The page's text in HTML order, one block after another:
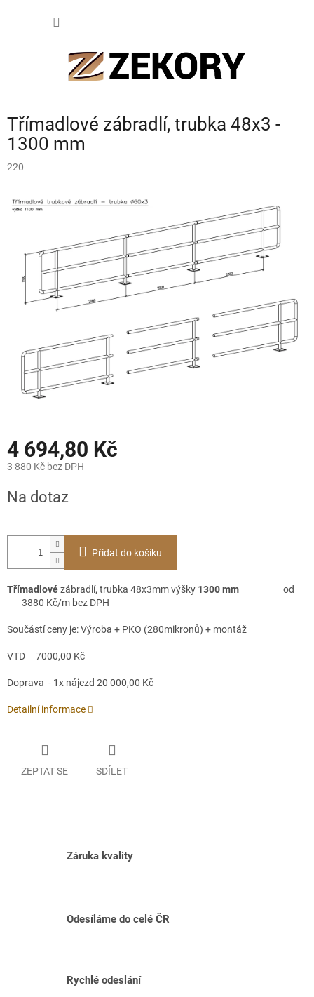
Třímadlové zábradlí, trubka 48x3 -
1300 mm
220
4 694,80 Kč
3 880 Kč bez DPH
cena:
Na dotaz
Přidat do košíku
Třímadlovézábradlí, trubka 48x3mm výšky 1300 mm od
3880 Kč/m bez DPH
Součástí ceny je: Výroba + PKO (280mikronů) + montáž
VTD 7000,00 Kč
Doprava - 1x nájezd 20 000,00 Kč
Detailní informace
ZEPTAT SE SDÍLET
Záruka kvality
Odesíláme do celé ČR
Rychlé odeslání